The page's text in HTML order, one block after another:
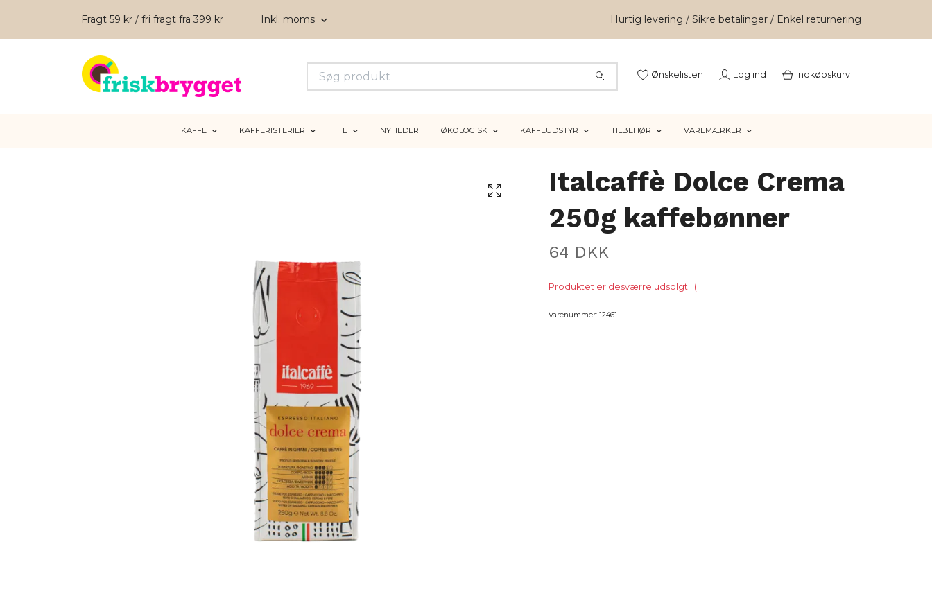
Fragt 59 kr / fri fragt fra 399 kr Inkl. moms Hurtig levering / Sikre betalinger / Enkel returnering
Ønskelisten Log ind Indkøbskurv
KAFFE KAFFERISTERIER TE NYHEDER ØKOLOGISK KAFFEUDSTYR TILBEHØR VAREMÆRKER
Italcaffè Dolce Crema
250g kaffebønner
64 DKK
Produktet er desværre udsolgt. :(
Varenummer: 12461